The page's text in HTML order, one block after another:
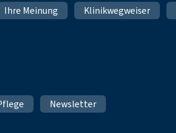
Ihre Meinung Klinikwegweiser
Newsletter